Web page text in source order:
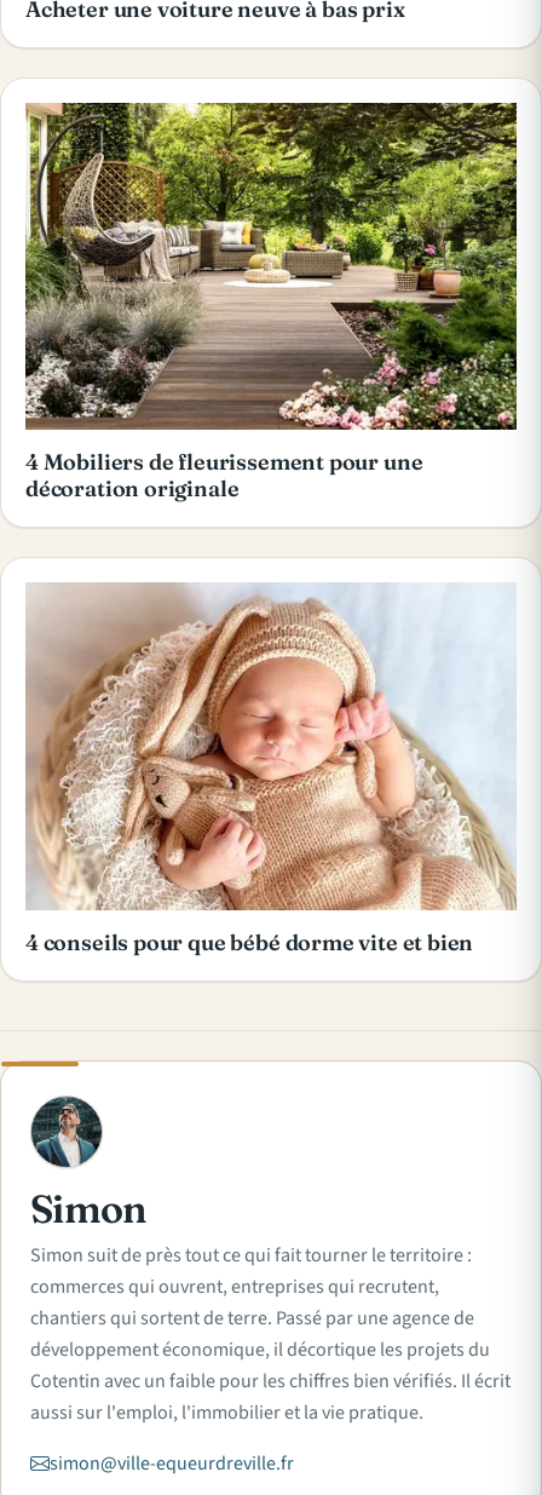
Acheter une voiture neuve à bas prix
4 Mobiliers de fleurissement pour une
décoration originale
4 conseils pour que bébé dorme vite et bien
S
Simon
Simon suit de près tout ce qui fait tourner le territoire :
commerces qui ouvrent, entreprises qui recrutent,
chantiers qui sortent de terre. Passé par une agence de
développement économique, il décortique les projets du
Cotentin avec un faible pour les chiffres bien vérifiés. Il écrit
aussi sur l'emploi, l'immobilier et la vie pratique.
simon@ville-equeurdreville.fr